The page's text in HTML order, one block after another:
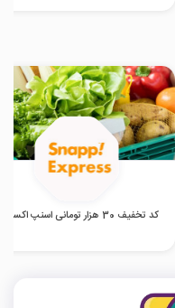
کد تخفیف 30 هزار تومانی اسنپ اکسپرس